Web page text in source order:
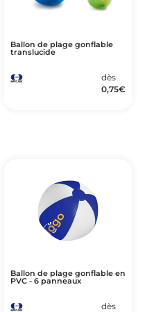
Ballon de plage gonflable
translucide
dès
0,75€
Ballon de plage gonflable en
PVC - 6 panneaux
dès